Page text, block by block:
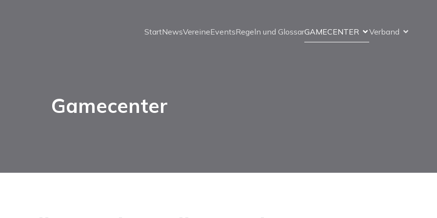
StartNewsVereineEventsRegeln und GlossarGAMECENTER Verband
Gamecenter